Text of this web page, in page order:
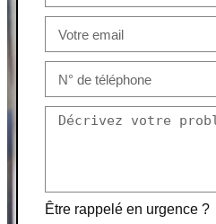
Être rappelé en urgence ?